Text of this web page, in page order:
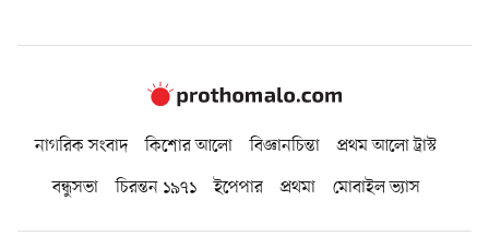
নাগরিক সংবাদ কিশোর আলো বিজ্ঞানচিন্তা
প্রথম আলো ট্রাস্ট
বন্ধুসভা
চিরন্তন ১৯৭১ ইপেপার প্রথমা মোবাইল ভ্যাস